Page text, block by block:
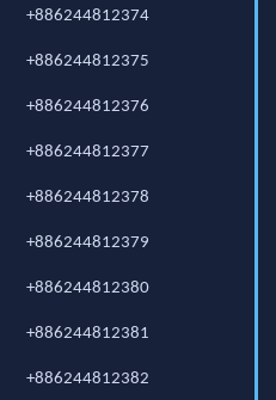
+886244812374
+886244812375
+886244812376
+886244812377
+886244812378
+886244812379
+886244812380
+886244812381
+886244812382